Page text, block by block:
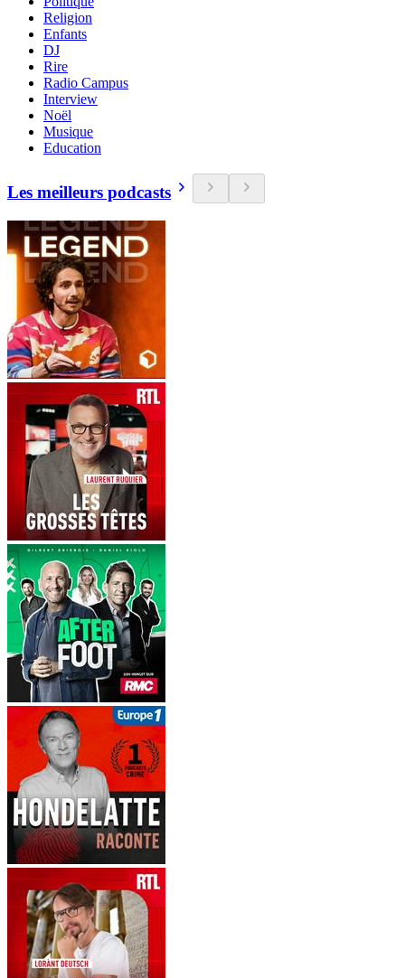
Religion
Enfants
DJ
Rire
Radio Campus
Interview
Noël
Musique
Education
Les meilleurs podcasts